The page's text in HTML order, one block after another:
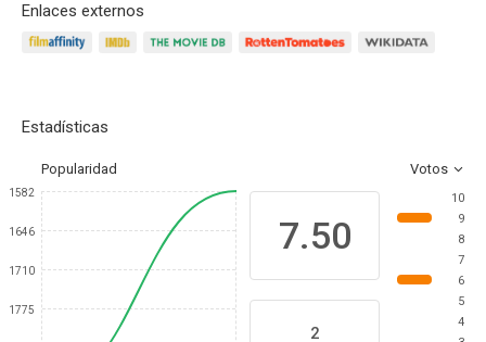
Enlaces externos
Estadísticas
Popularidad Votos
1582
1646
1710
1775
7.50
2
10
9
8
7
6
5
4